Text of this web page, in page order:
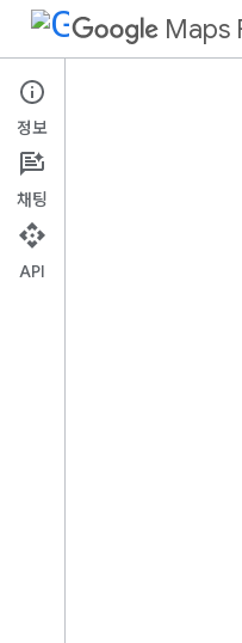
Maps
3D 지역
3D 영역 탐색기 솔루션
API를 사용하여 높은 수
고, 관심 장소를 식별하고
정보
채팅
API